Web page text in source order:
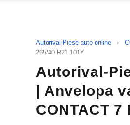
Autorival-Piese auto online ›
265/40 R21 101Y
Autorival-
| Anvelopa
CONTACT 7